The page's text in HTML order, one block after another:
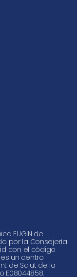
EUGIN de
por la Consejería
con el código
es un centro
de Salut de la
E08044858.